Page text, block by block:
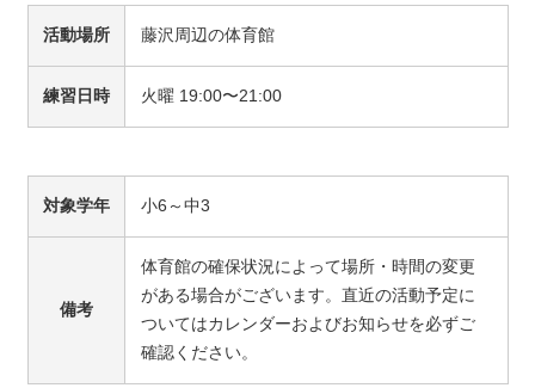
活動場所 藤沢周辺の体育館
練習日時 火曜 19:00〜21:00
対象学年 小6～中3
備考
体育館の確保状況によって場所・時間の変更
がある場合がございます。直近の活動予定に
ついてはカレンダーおよびお知らせを必ずご
確認ください。